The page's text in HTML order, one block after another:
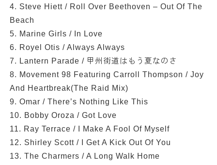
4. Steve Hiett / Roll Over Beethoven – Out Of The
Beach
5. Marine Girls / In Love
6. Royel Otis / Always Always
7. Lantern Parade / 甲州街道はもう夏なのさ
8. Movement 98 Featuring Carroll Thompson / Joy
And Heartbreak(The Raid Mix)
9. Omar / There’s Nothing Like This
10. Bobby Oroza / Got Love
11. Ray Terrace / I Make A Fool Of Myself
12. Shirley Scott / I Get A Kick Out Of You
13. The Charmers / A Long Walk Home